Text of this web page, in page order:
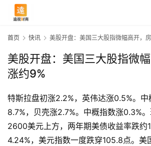
首页 快讯 美股开盘：美国三大股指微幅高开，
美股开盘：美国三大股指微
涨约9%
特斯拉盘初涨2.2%，英伟达涨0.5%。
8.7%，贝壳涨2.7%。中概指数涨0.3%
2600美元上方，两年期美债收益率跌约
4.24%，美元指数一度跌穿105.8点。美